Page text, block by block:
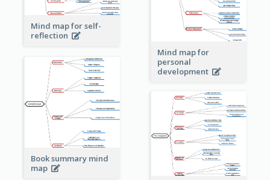
Mind map for self-
reflection
Mind map for
personal
development
Book summary mind
map